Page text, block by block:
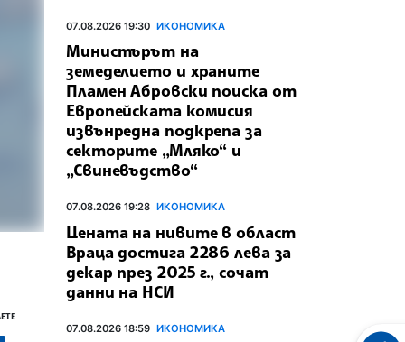
07.08.2026 19:30 ИКОНОМИКА
Министърът на
земеделието и храните
Пламен Абровски поиска от
Европейската комисия
извънредна подкрепа за
секторите „Мляко“ и
„Свиневъдство“
07.08.2026 19:28 ИКОНОМИКА
Цената на нивите в област
Враца достига 2286 лева за
декар през 2025 г., сочат
данни на НСИ
07.08.2026 18:59 ИКОНОМИКА